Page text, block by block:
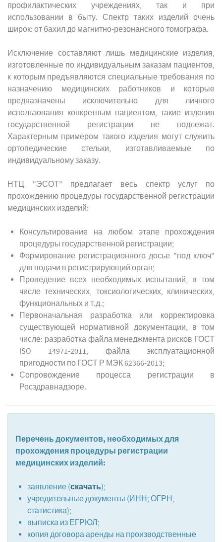
профилактических учреждениях, так и при
использовании в быту. Спектр таких изделий очень
широк: от бахил до магнитно-резонансного томографа.
Исключение составляют лишь медицинские изделия,
изготовленные по индивидуальным заказам пациентов,
к которым предъявляются специальные требования по
назначению медицинских работников и которые
предназначены исключительно для личного
использования конкретным пациентом, такие изделия
государственной регистрации не подлежат.
Характерным примером такого изделия могут служить
ортопедические стельки, изготавливаемые по
индивидуальному заказу.
НТЦ "ЭСОТ" предлагает весь спектр услуг по
прохождению процедуры государственной регистрации
медицинских изделий:
Консультирование на любом этапе прохождения
процедуры государственной регистрации;
Формирование регистрационного досье "под ключ"
для подачи в регистрирующий орган;
Проведение всех необходимых испытаний, в том
числе технических, токсиологических, клинических,
функциональных и т.д.;
Первоначальная разработка или корректировка
существующей нормативной документации, в том
числе: разработка файла менеджмента рисков ГОСТ
ISO 14971-2011, файла эксплуатационной
пригодности по ГОСТ Р МЭК 62366-2013;
Сопровождение процесса регистрации в
Росздравнадзоре.
Перечень документов, необходимых для
прохождения процедуры регистрации
медицинских изделий:
заявление (скачать);
учредительные документы (ИНН; ОГРН,
статистика);
выписка из ЕГРЮЛ;
копия договора аренды на производственные